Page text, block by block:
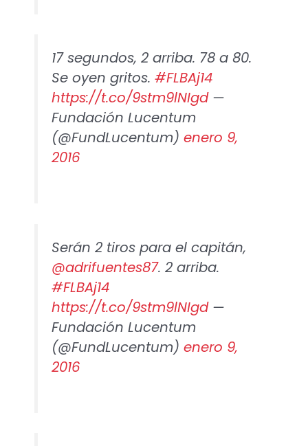
17 segundos, 2 arriba. 78 a 80.
Se oyen gritos. #FLBAj14
https://t.co/9stm9lNIgd—
Fundación Lucentum
(@FundLucentum) enero 9,
2016
Serán 2 tiros para el capitán,
@adrifuentes87. 2 arriba.
#FLBAj14
https://t.co/9stm9lNIgd—
Fundación Lucentum
(@FundLucentum) enero 9,
2016